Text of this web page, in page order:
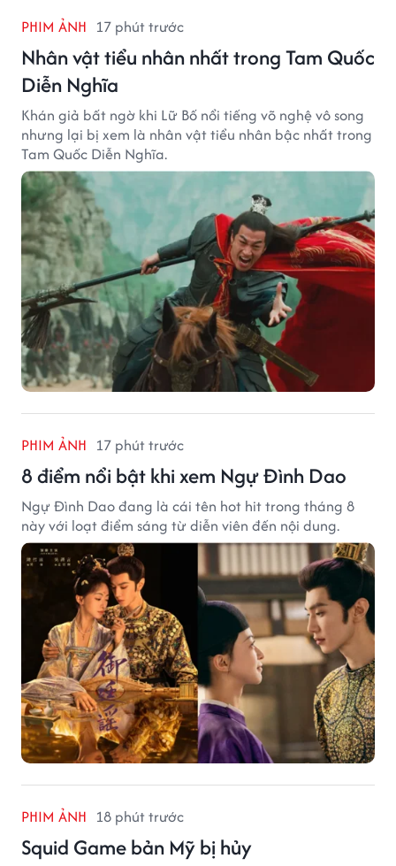
PHIM ẢNH 17 phút trước
Nhân vật tiểu nhân nhất trong Tam Quốc
Diễn Nghĩa
Khán giả bất ngờ khi Lữ Bố nổi tiếng võ nghệ vô song
nhưng lại bị xem là nhân vật tiểu nhân bậc nhất trong
Tam Quốc Diễn Nghĩa.
PHIM ẢNH 17 phút trước
8 điểm nổi bật khi xem Ngự Đình Dao
Ngự Đình Dao đang là cái tên hot hit trong tháng 8
này với loạt điểm sáng từ diễn viên đến nội dung.
PHIM ẢNH 18 phút trước
Squid Game bản Mỹ bị hủy